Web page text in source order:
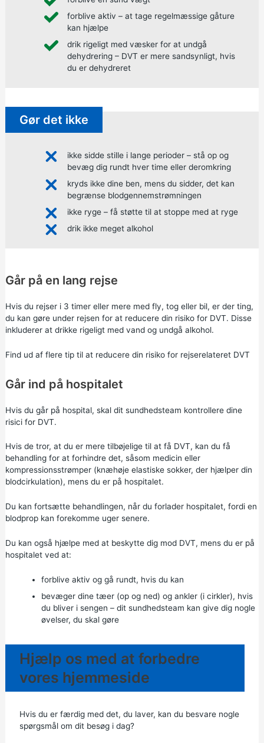
forblive aktiv – at tage regelmæssige gåture
kan hjælpe
drik rigeligt med væsker for at undgå
dehydrering – DVT er mere sandsynligt, hvis
du er dehydreret
Gør det ikke
ikke sidde stille i lange perioder – stå op og
bevæg dig rundt hver time eller deromkring
kryds ikke dine ben, mens du sidder, det kan
begrænse blodgennemstrømningen
ikke ryge – få støtte til at stoppe med at ryge
drik ikke meget alkohol
Går på en lang rejse
Hvis du rejser i 3 timer eller mere med fly, tog eller bil, er der ting,
du kan gøre under rejsen for at reducere din risiko for DVT. Disse
inkluderer at drikke rigeligt med vand og undgå alkohol.
Find ud af flere tip til at reducere din risiko for rejserelateret DVT
Går ind på hospitalet
Hvis du går på hospital, skal dit sundhedsteam kontrollere dine
risici for DVT.
Hvis de tror, at du er mere tilbøjelige til at få DVT, kan du få
behandling for at forhindre det, såsom medicin eller
kompressionsstrømper (knæhøje elastiske sokker, der hjælper din
blodcirkulation), mens du er på hospitalet.
Du kan fortsætte behandlingen, når du forlader hospitalet, fordi en
blodprop kan forekomme uger senere.
Du kan også hjælpe med at beskytte dig mod DVT, mens du er på
hospitalet ved at:
forblive aktiv og gå rundt, hvis du kan
bevæger dine tæer (op og ned) og ankler (i cirkler), hvis
du bliver i sengen – dit sundhedsteam kan give dig nogle
øvelser, du skal gøre
Hjælp os med at forbedre
vores hjemmeside
Hvis du er færdig med det, du laver, kan du besvare nogle
spørgsmål om dit besøg i dag?